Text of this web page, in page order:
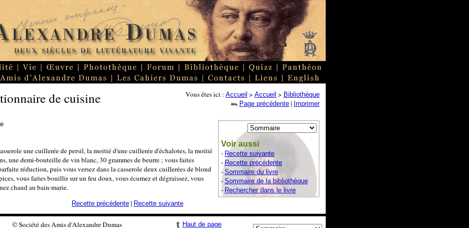
de cuisine Vous êtes ici : Accueil > Accueil > Bibliothèque
Page précédente | Imprimer
Voir aussi
- Recette suivante
-Recette précédente
- Sommaire du livre
- Sommaire de la bibliothèque
- Rechercher dans le livre
une cuillerée de persil, la moitié d'une cuillerée d'échalotes, la moitié
une demi-bouteille de vin blanc, 30 grammes de beurre ; vous faites
réduction, puis vous versez dans la casserole deux cuillerées de blond
vous faites bouillir sur un feu doux, vous écumez et dégraissez, vous
chaud au bain-marie.
Recette précédente | Recette suivante
© Société des Amis d'Alexandre Dumas
Haut de page